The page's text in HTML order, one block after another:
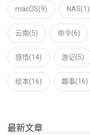
macOS(9) NAS(1)
云南(5) 命令(6)
感悟(14) 游记(5)
绘本(16) 趣事(16)
最新文章